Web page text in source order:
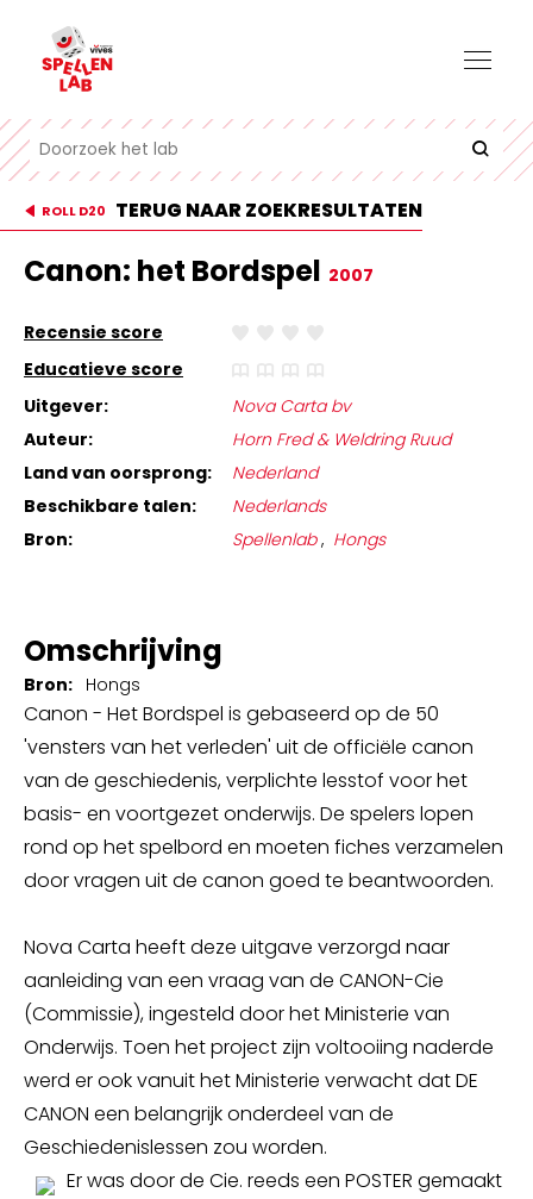
ROLL D20 TERUG NAAR ZOEKRESULTATEN
Canon: het Bordspel 2007
Recensie score
Educatieve score
Uitgever:
Nova Carta bv
Auteur:
Horn Fred & Weldring Ruud
Land van oorsprong:
Nederland
Beschikbare talen:
Nederlands
Bron:
Spellenlab, Hongs
Omschrijving
Bron: Hongs
Canon - Het Bordspel is gebaseerd op de 50
'vensters van het verleden' uit de officiële canon
van de geschiedenis, verplichte lesstof voor het
basis- en voortgezet onderwijs. De spelers lopen
rond op het spelbord en moeten fiches verzamelen
door vragen uit de canon goed te beantwoorden.
Nova Carta heeft deze uitgave verzorgd naar
aanleiding van een vraag van de CANON-Cie
(Commissie), ingesteld door het Ministerie van
Onderwijs. Toen het project zijn voltooiing naderde
werd er ook vanuit het Ministerie verwacht dat DE
CANON een belangrijk onderdeel van de
Geschiedenislessen zou worden.
Er was door de Cie. reeds een POSTER gemaakt